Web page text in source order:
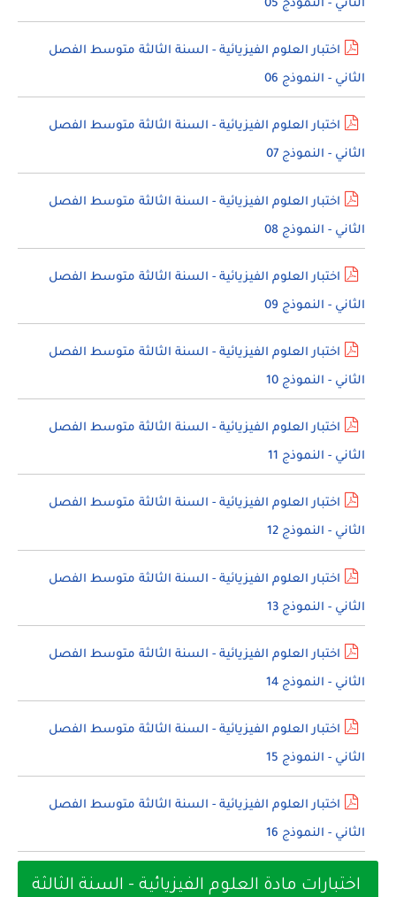
الثاني - النموذج 05
اختبار العلوم الفيزيائية - السنة الثالثة متوسط الفصل
الثاني - النموذج 06
اختبار العلوم الفيزيائية - السنة الثالثة متوسط الفصل
الثاني - النموذج 07
اختبار العلوم الفيزيائية - السنة الثالثة متوسط الفصل
الثاني - النموذج 08
اختبار العلوم الفيزيائية - السنة الثالثة متوسط الفصل
الثاني - النموذج 09
اختبار العلوم الفيزيائية - السنة الثالثة متوسط الفصل
الثاني - النموذج 10
اختبار العلوم الفيزيائية - السنة الثالثة متوسط الفصل
الثاني - النموذج 11
اختبار العلوم الفيزيائية - السنة الثالثة متوسط الفصل
الثاني - النموذج 12
اختبار العلوم الفيزيائية - السنة الثالثة متوسط الفصل
الثاني - النموذج 13
اختبار العلوم الفيزيائية - السنة الثالثة متوسط الفصل
الثاني - النموذج 14
اختبار العلوم الفيزيائية - السنة الثالثة متوسط الفصل
الثاني - النموذج 15
اختبار العلوم الفيزيائية - السنة الثالثة متوسط الفصل
الثاني - النموذج 16
اختبارات مادة العلوم الفيزيائية - السنة الثالثة